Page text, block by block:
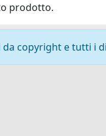
prodotto.
copyright e tutti i